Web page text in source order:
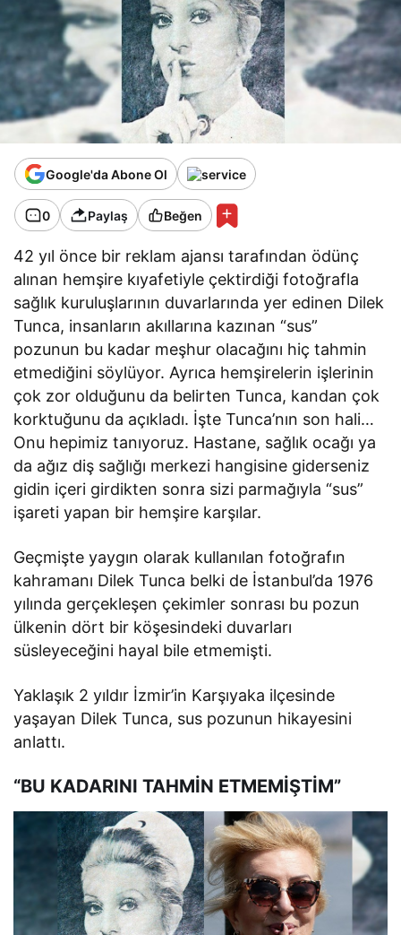
Google'da Abone Ol
0 Paylaş Beğen
42 yıl önce bir reklam ajansı tarafından ödünç
alınan hemşire kıyafetiyle çektirdiği fotoğrafla
sağlık kuruluşlarının duvarlarında yer edinen Dilek
Tunca, insanların akıllarına kazınan “sus”
pozunun bu kadar meşhur olacağını hiç tahmin
etmediğini söylüyor. Ayrıca hemşirelerin işlerinin
çok zor olduğunu da belirten Tunca, kandan çok
korktuğunu da açıkladı. İşte Tunca’nın son hali…
Onu hepimiz tanıyoruz. Hastane, sağlık ocağı ya
da ağız diş sağlığı merkezi hangisine giderseniz
gidin içeri girdikten sonra sizi parmağıyla “sus”
işareti yapan bir hemşire karşılar.
Geçmişte yaygın olarak kullanılan fotoğrafın
kahramanı Dilek Tunca belki de İstanbul’da 1976
yılında gerçekleşen çekimler sonrası bu pozun
ülkenin dört bir köşesindeki duvarları
süsleyeceğini hayal bile etmemişti.
Yaklaşık 2 yıldır İzmir’in Karşıyaka ilçesinde
yaşayan Dilek Tunca, sus pozunun hikayesini
anlattı.
“BU KADARINI TAHMİN ETMEMİŞTİM”